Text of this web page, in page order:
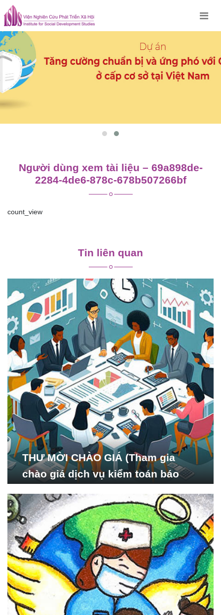
Skip
to
content
Người dùng xem tài liệu – 69a898de-
2284-4de6-878c-678b507266bf
count_view
viết
Tin liên quan
THƯ MỜI CHÀO GIÁ (Tham gia
chào giá dịch vụ kiểm toán báo
Nghiên cứu Phát triển Xã
hội_ISDS)